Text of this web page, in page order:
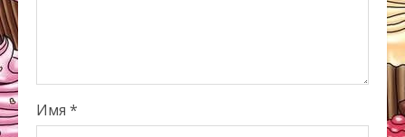
Имя *